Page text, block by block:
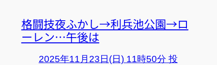
格闘技夜ふかし→利兵池公園→ロ
ーレン…午後は
2025年11月23日(日) 11時50分 投